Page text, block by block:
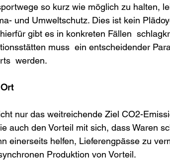
so kurz wie möglich zu halten,
und Umweltschutz. Dies ist kein
gibt es in konkreten Fällen
muss  ein entscheidender
werden.
nur das weitreichende Ziel CO2-
auch den Vorteil mit sich, dass Waren
einerseits helfen, Lieferengpässe zu
Produktion von Vorteil.